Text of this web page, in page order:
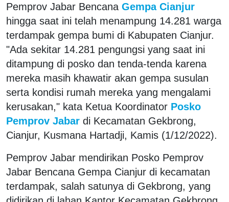
Pemprov Jabar Bencana Gempa Cianjur
hingga saat ini telah menampung 14.281 warga
terdampak gempa bumi di Kabupaten Cianjur.
"Ada sekitar 14.281 pengungsi yang saat ini
ditampung di posko dan tenda-tenda karena
mereka masih khawatir akan gempa susulan
serta kondisi rumah mereka yang mengalami
kerusakan," kata Ketua Koordinator Posko
Pemprov Jabar di Kecamatan Gekbrong,
Cianjur, Kusmana Hartadji, Kamis (1/12/2022).
Pemprov Jabar mendirikan Posko Pemprov
Jabar Bencana Gempa Cianjur di kecamatan
terdampak, salah satunya di Gekbrong, yang